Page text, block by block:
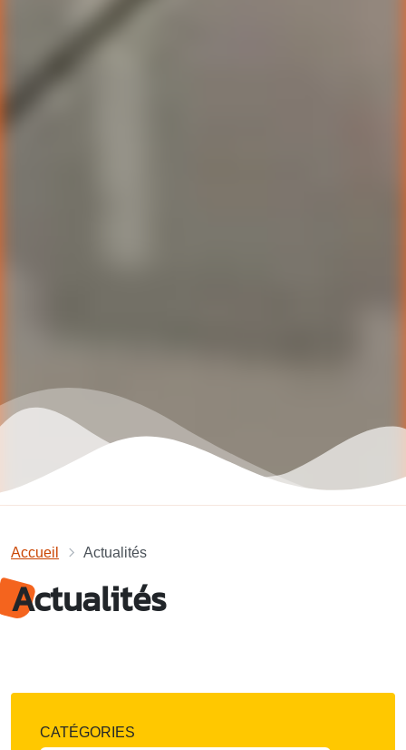
Accueil Actualités
Actualités
CATÉGORIES